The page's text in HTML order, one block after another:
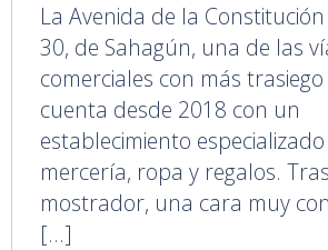
La Avenida de la
30, de Sahagún, una de las
comerciales con más
cuenta desde 2018 con un
establecimiento
mercería, ropa y regalos.
mostrador, una cara muy
[...]